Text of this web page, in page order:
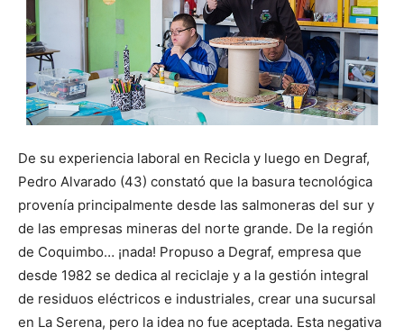
De su experiencia laboral en Recicla y luego en Degraf,
Pedro Alvarado (43) constató que la basura tecnológica
provenía principalmente desde las salmoneras del sur y
de las empresas mineras del norte grande. De la región
de Coquimbo… ¡nada! Propuso a Degraf, empresa que
desde 1982 se dedica al reciclaje y a la gestión integral
de residuos eléctricos e industriales, crear una sucursal
en La Serena, pero la idea no fue aceptada. Esta negativa